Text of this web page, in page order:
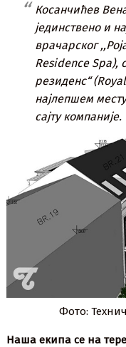
Косанчићев
јединствено и
врачарског
Residence Spa),
резиденс“
најлепшем
сајту компаније.
Фото:
Наша екипа се на